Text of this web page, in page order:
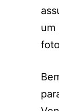
um